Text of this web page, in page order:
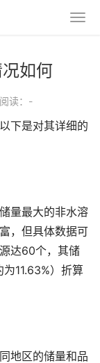
如何
阅读： -
下是对其详细的
量最大的非水溶
，但具体数据可
达60个，其储
11.63%）折算
地区的储量和品